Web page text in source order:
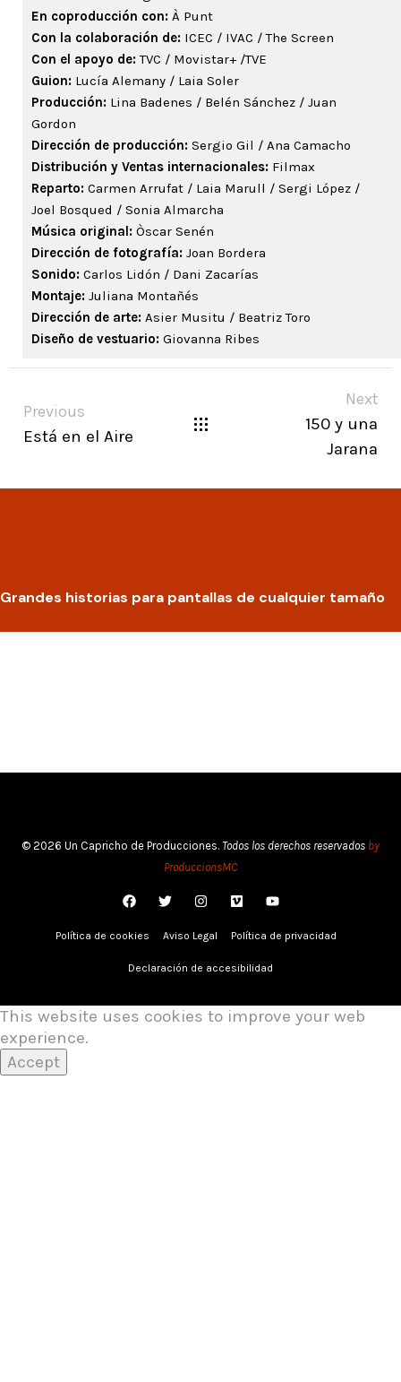
En coproducción con: À Punt
Con la colaboración de: ICEC / IVAC / The Screen
Con el apoyo de:TVC / Movistar+ /TVE
Guion: Lucía Alemany / Laia Soler
Producción: Lina Badenes / Belén Sánchez / Juan
Gordon
Dirección de producción: Sergio Gil / Ana Camacho
Distribución y Ventas internacionales: Filmax
Reparto: Carmen Arrufat / Laia Marull / Sergi López /
Joel Bosqued / Sonia Almarcha
Música original: Òscar Senén
Dirección de fotografía: Joan Bordera
Sonido: Carlos Lidón / Dani Zacarías
Montaje: Juliana Montañés
Dirección de arte: Asier Musitu / Beatriz Toro
Diseño de vestuario: Giovanna Ribes
Previous
Está en el Aire
Next
150 y una
Jarana
Grandes historias para pantallas de cualquier tamaño
© 2026 Un Capricho de Producciones. Todos los derechos reservados by
ProduccionsMC
Política de cookies Aviso Legal Política de privacidad
Declaración de accesibilidad
This website uses cookies to improve your web
experience.
Accept